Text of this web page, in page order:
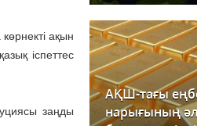
ақын
іспеттес
заңды
АҚШ-тағы
нарығының